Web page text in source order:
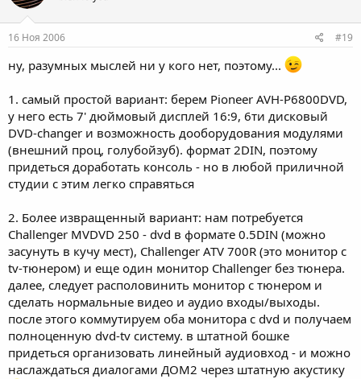
16 Ноя 2006 #19
ну, разумных мыслей ни у кого нет, поэтому...
1. самый простой вариант: берем Pioneer AVH-P6800DVD,
у него есть 7' дюймовый дисплей 16:9, 6ти дисковый
DVD-changer и возможность дооборудования модулями
(внешний проц, голубойзуб). формат 2DIN, поэтому
придеться доработать консоль - но в любой приличной
студии с этим легко справяться
2. Более извращенный вариант: нам потребуется
Challenger MVDVD 250 - dvd в формате 0.5DIN (можно
засунуть в кучу мест), Challenger ATV 700R (это монитор с
tv-тюнером) и еще один монитор Challenger без тюнера.
далее, следует располовинить монитор с тюнером и
сделать нормальные видео и аудио входы/выходы.
после этого коммутируем оба монитора с dvd и получаем
полноценную dvd-tv систему. в штатной бошке
придеться организовать линейный аудиовход - и можно
наслаждаться диалогами ДОМ2 через штатную акустику